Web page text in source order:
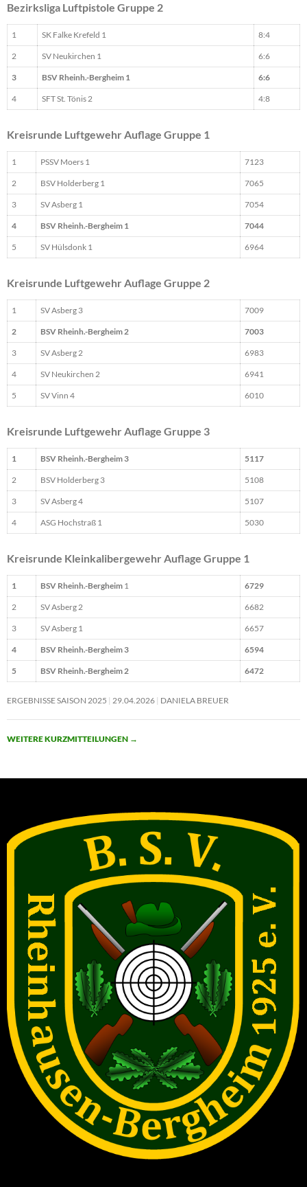
Bezirksliga Luftpistole Gruppe 2
1 SK Falke Krefeld 1 8:4
2 SV Neukirchen 1 6:6
3 BSV Rheinh.-Bergheim 1 6:6
4 SFT St. Tönis 2 4:8
Kreisrunde Luftgewehr Auflage Gruppe 1
1 PSSV Moers 1 7123
2 BSV Holderberg 1 7065
3 SV Asberg 1 7054
4 BSV Rheinh.-Bergheim 1 7044
5 SV Hülsdonk 1 6964
Kreisrunde Luftgewehr Auflage Gruppe 2
1 SV Asberg 3 7009
2 BSV Rheinh.-Bergheim 2 7003
3 SV Asberg 2 6983
4 SV Neukirchen 2 6941
5 SV Vinn 4 6010
Kreisrunde Luftgewehr Auflage Gruppe 3
1 BSV Rheinh.-Bergheim 3 5117
2 BSV Holderberg 3 5108
3 SV Asberg 4 5107
4 ASG Hochstraß 1 5030
Kreisrunde Kleinkalibergewehr Auflage Gruppe 1
1 BSV Rheinh.-Bergheim 1 6729
2 SV Asberg 2 6682
3 SV Asberg 1 6657
4 BSV Rheinh.-Bergheim 3 6594
5 BSV Rheinh.-Bergheim 2 6472
ERGEBNISSE SAISON 2025 29.04.2026 DANIELA BREUER
WEITERE KURZMITTEILUNGEN →